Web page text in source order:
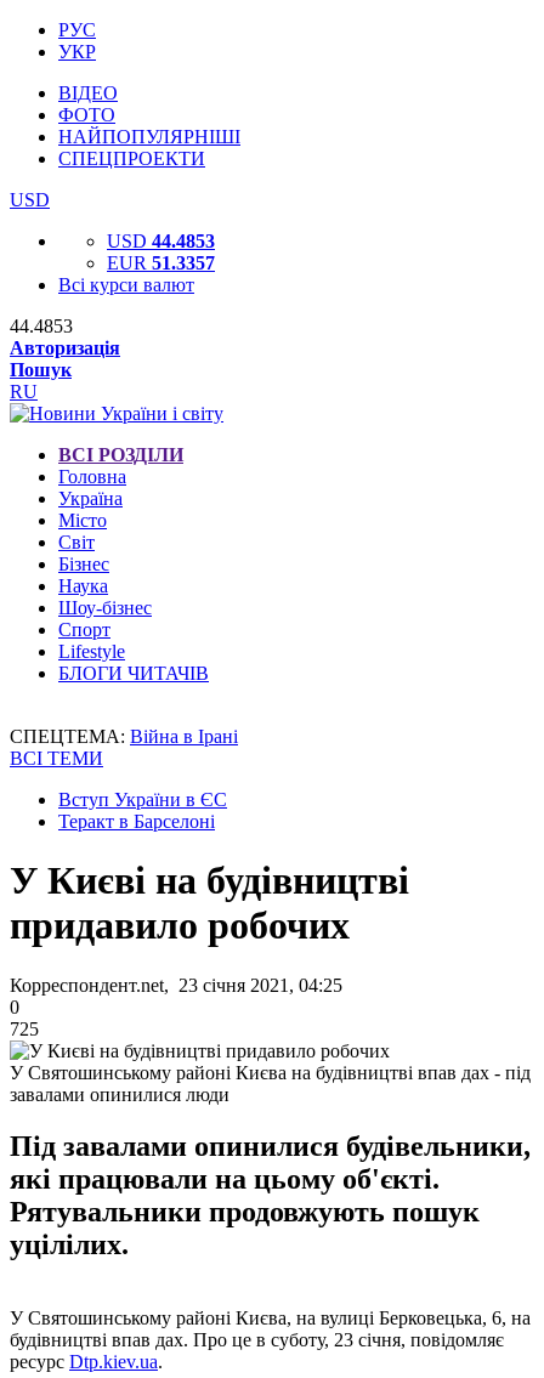
РУС
УКР
ВІДЕО
ФОТО
НАЙПОПУЛЯРНІШІ
СПЕЦПРОЕКТИ
USD
USD 44.4853
EUR 51.3357
Всі курси валют
44.4853
Авторизація
Пошук
RU
ВСІ РОЗДІЛИ
Головна
Україна
Місто
Світ
Бізнес
Наука
Шоу-бізнес
Спорт
Lifestyle
БЛОГИ ЧИТАЧІВ
СПЕЦТЕМА: Війна в Ірані
ВСІ ТЕМИ
Вступ України в ЄС
Теракт в Барселоні
У Києві на будівництві
придавило робочих
Корреспондент.net, 23 січня 2021, 04:25
0
725
У Святошинському районі Києва на будівництві впав дах - під
завалами опинилися люди
Під завалами опинилися будівельники,
які працювали на цьому об'єкті.
Рятувальники продовжують пошук
уцілілих.
У Святошинському районі Києва, на вулиці Берковецька, 6, на
будівництві впав дах. Про це в суботу, 23 січня, повідомляє
ресурс Dtp.kiev.ua.